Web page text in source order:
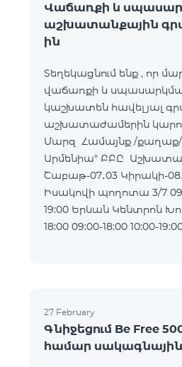
Վաճառքի և
աշխատանքային
ին
Տեղեկացնում ենք , որ
վաճառքի և
կաշխատեն հավելյալ
աշխատաժամերին
Մարզ Համայնք /քաղաք/
Արմենիա" ԲԲԸ Աշխատանքային ժամեր Երկ-Ուրբ
Շաբաթ-07․03 Կիրակի-08․03 Երևան
Իսակովի պողոտա 3/7
19:00 Երևան Կենտրոն Խորենացու փողոց 26/26 09:00-
18:00 09:00-18:00 10:00-19:00 Երևան Էրեբունի
27 February
Գնիջեցում Be Free
համար